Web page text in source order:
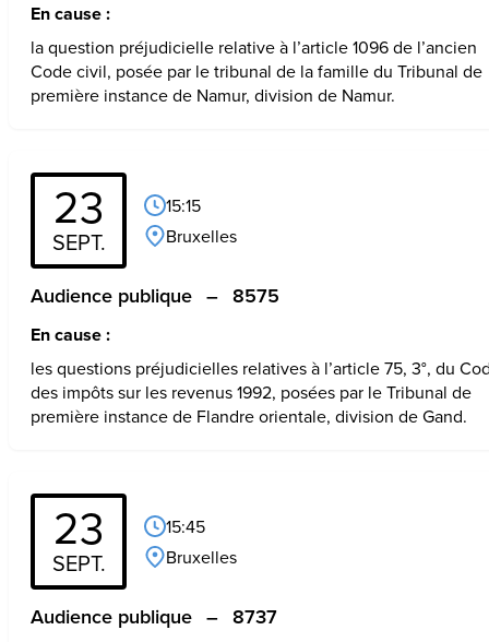
En cause :
la question préjudicielle relative à l’article 1096 de l’ancien
Code civil, posée par le tribunal de la famille du Tribunal de
première instance de Namur, division de Namur.
23
SEPT.
15:15
Bruxelles
Audience publique – 8575
En cause :
les questions préjudicielles relatives à l’article 75, 3°, du
des impôts sur les revenus 1992, posées par le Tribunal de
première instance de Flandre orientale, division de Gand.
23
SEPT.
15:45
Bruxelles
Audience publique – 8737